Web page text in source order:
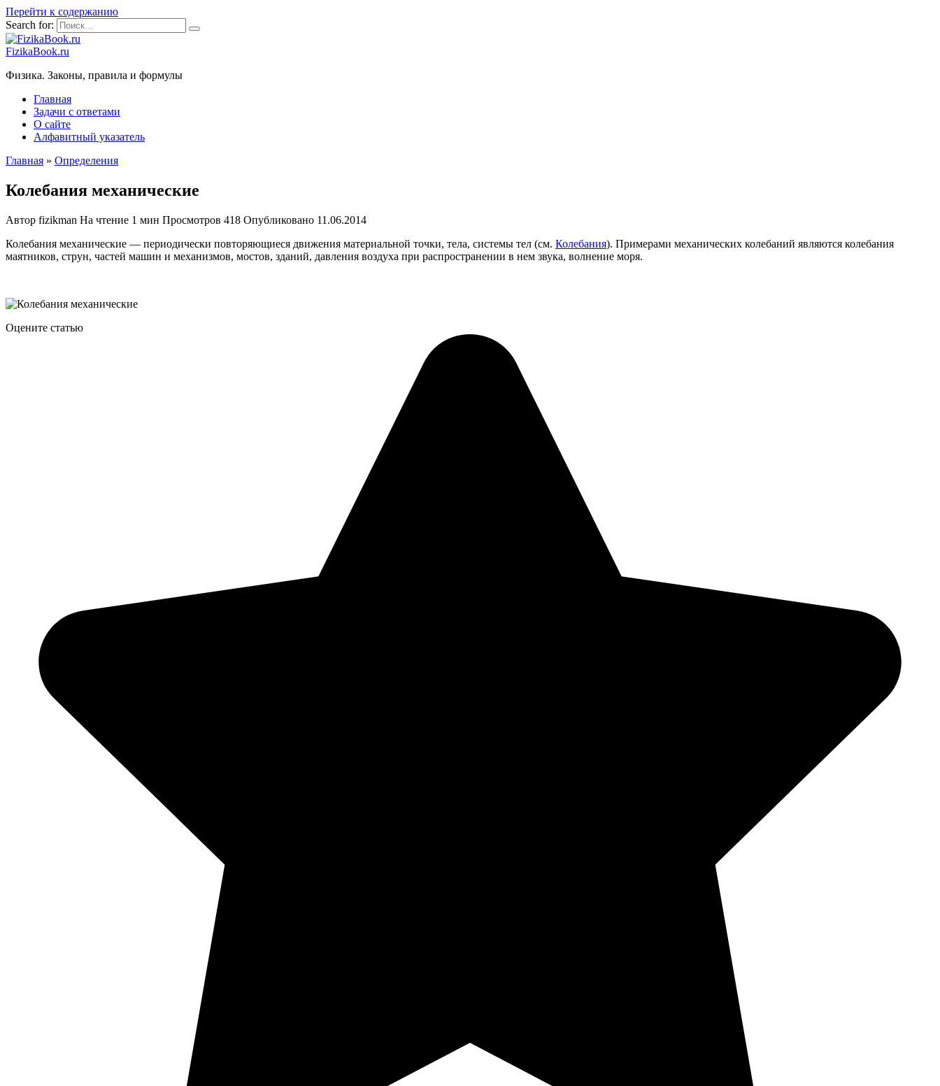
Перейти к содержанию
Search for:
FizikaBook.ru
Физика. Законы, правила и формулы
Главная
Задачи с ответами
О сайте
Алфавитный указатель
Главная » Определения
Колебания механические
Автор fizikman На чтение 1 мин Просмотров 418 Опубликовано 11.06.2014
Колебания механические — периодически повторяющиеся движения материальной точки, тела, системы тел (см. Колебания). Примерами механических колебаний являются колебания
маятников, струн, частей машин и механизмов, мостов, зданий, давления воздуха при распространении в нем звука, волнение моря.
Оцените статью